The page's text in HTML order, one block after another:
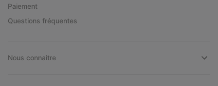
Paiement
Questions fréquentes
Nous connaitre